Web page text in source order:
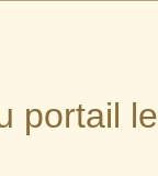
portail